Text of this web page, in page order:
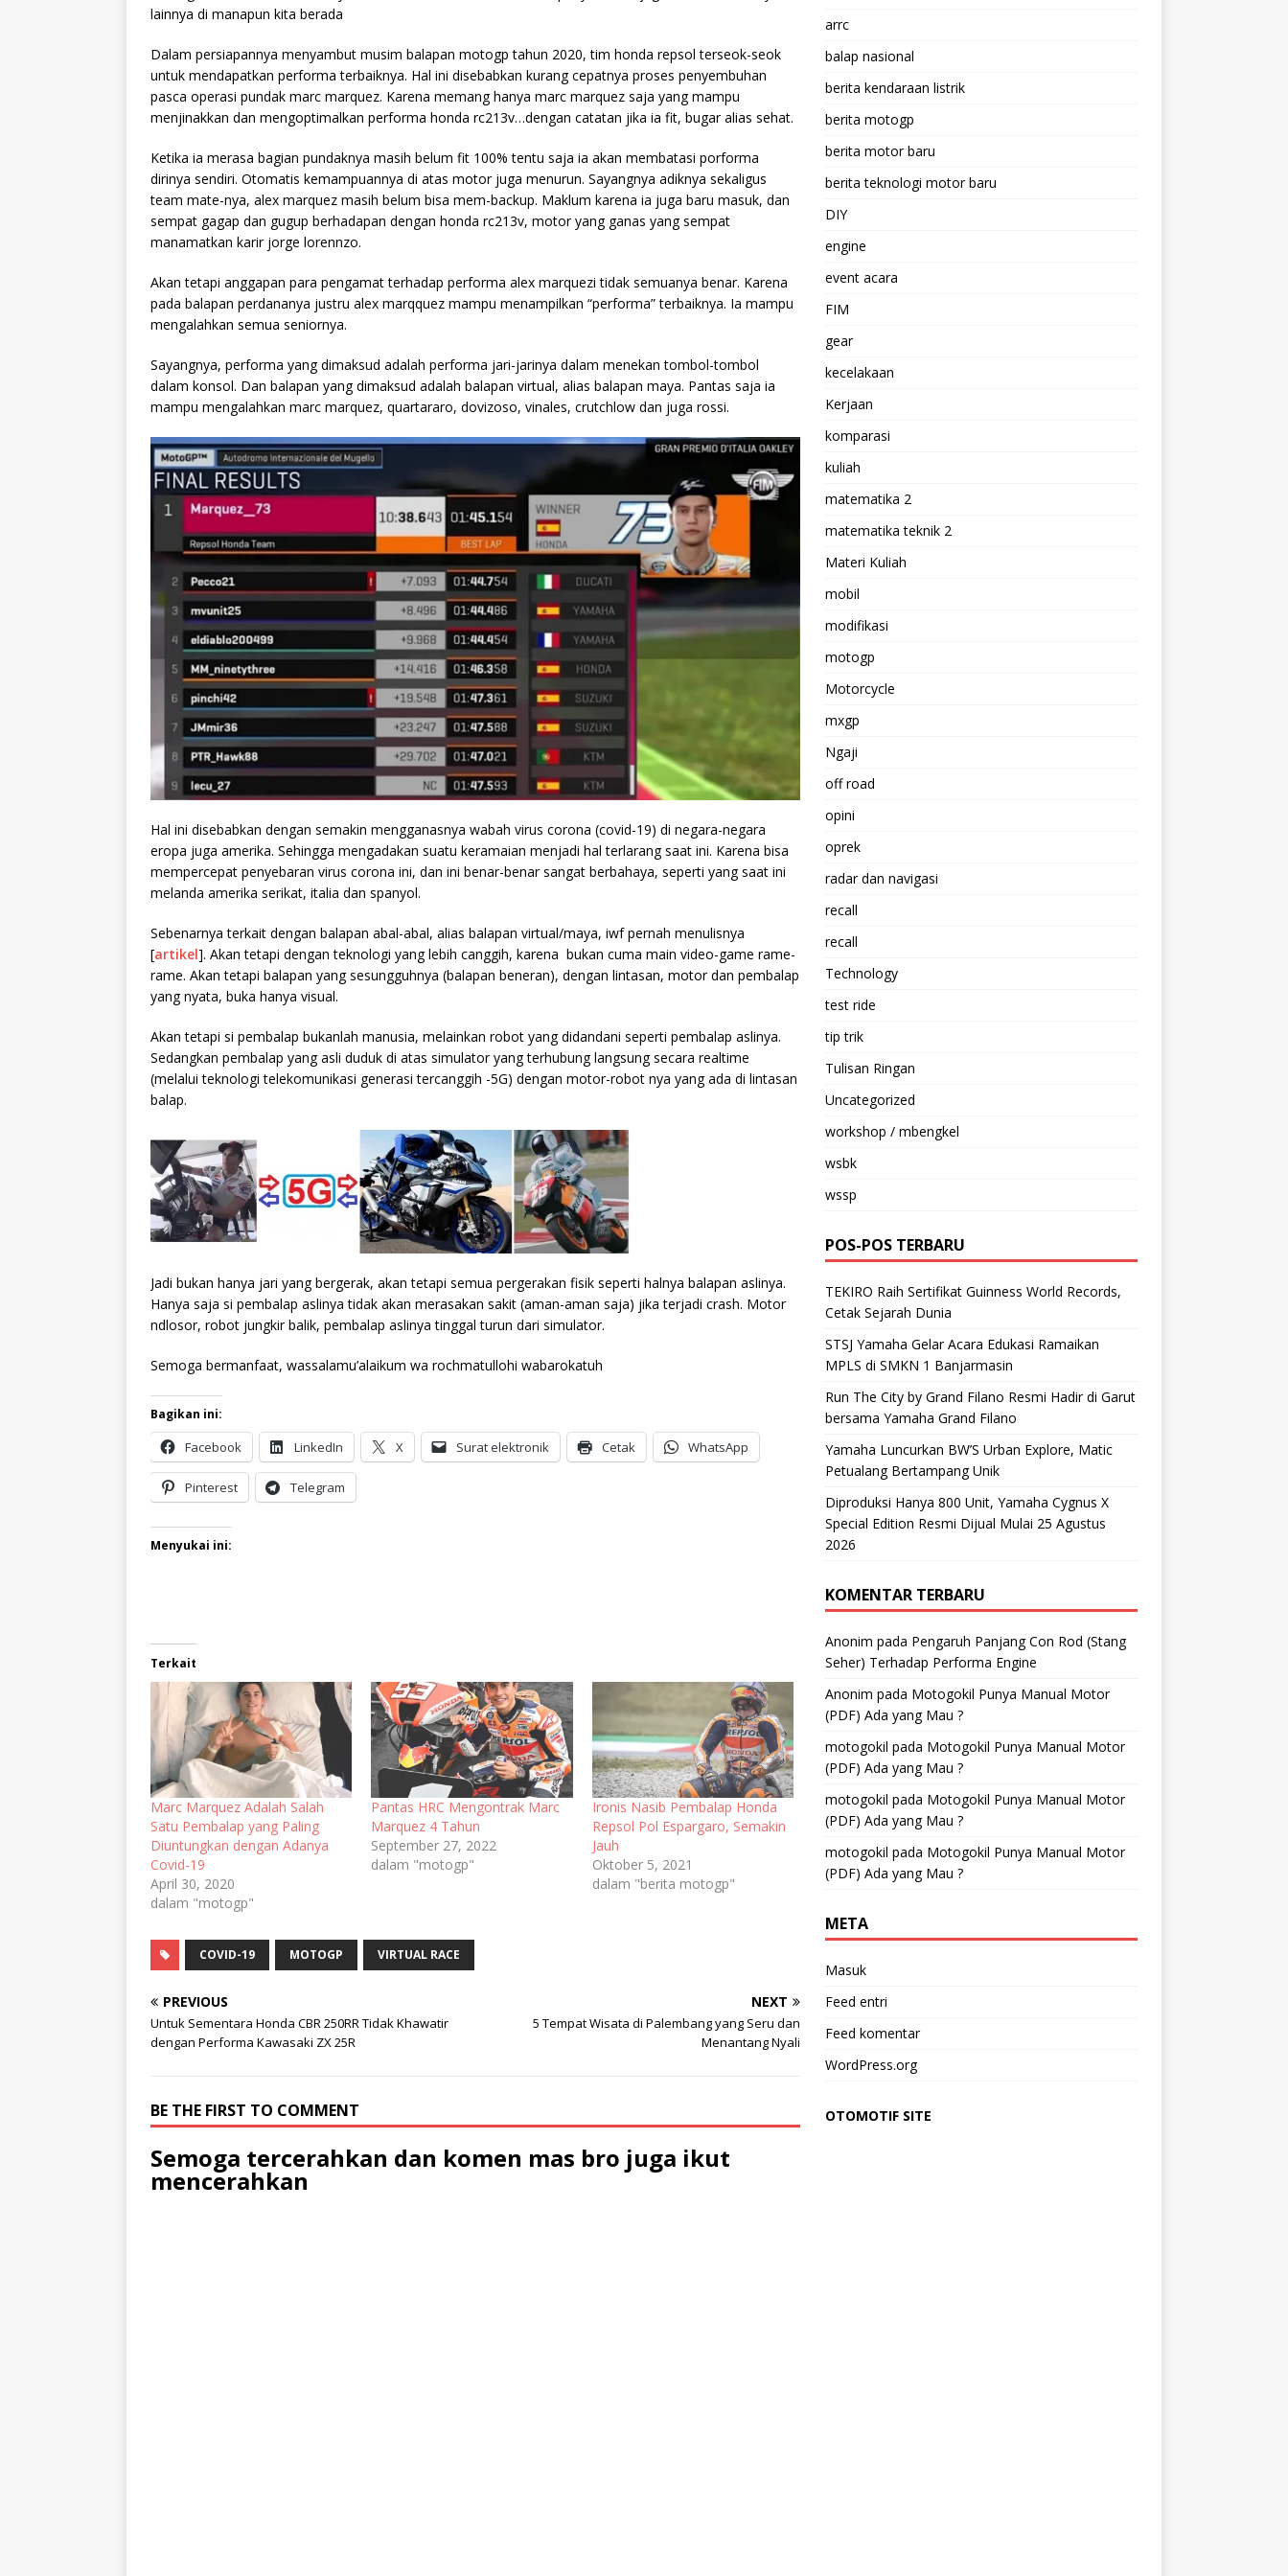
lainnya di manapun kita berada
Dalam persiapannya menyambut musim balapan motogp tahun 2020, tim honda repsol terseok-seok
untuk mendapatkan performa terbaiknya. Hal ini disebabkan kurang cepatnya proses penyembuhan
pasca operasi pundak marc marquez. Karena memang hanya marc marquez saja yang mampu
menjinakkan dan mengoptimalkan performa honda rc213v…dengan catatan jika ia fit, bugar alias sehat.
Ketika ia merasa bagian pundaknya masih belum fit 100% tentu saja ia akan membatasi porforma
dirinya sendiri. Otomatis kemampuannya di atas motor juga menurun. Sayangnya adiknya sekaligus
team mate-nya, alex marquez masih belum bisa mem-backup. Maklum karena ia juga baru masuk, dan
sempat gagap dan gugup berhadapan dengan honda rc213v, motor yang ganas yang sempat
manamatkan karir jorge lorennzo.
Akan tetapi anggapan para pengamat terhadap performa alex marquezi tidak semuanya benar. Karena
pada balapan perdananya justru alex marqquez mampu menampilkan “performa” terbaiknya. Ia mampu
mengalahkan semua seniornya.
Sayangnya, performa yang dimaksud adalah performa jari-jarinya dalam menekan tombol-tombol
dalam konsol. Dan balapan yang dimaksud adalah balapan virtual, alias balapan maya. Pantas saja ia
mampu mengalahkan marc marquez, quartararo, dovizoso, vinales, crutchlow dan juga rossi.
Hal ini disebabkan dengan semakin mengganasnya wabah virus corona (covid-19) di negara-negara
eropa juga amerika. Sehingga mengadakan suatu keramaian menjadi hal terlarang saat ini. Karena bisa
mempercepat penyebaran virus corona ini, dan ini benar-benar sangat berbahaya, seperti yang saat ini
melanda amerika serikat, italia dan spanyol.
Sebenarnya terkait dengan balapan abal-abal, alias balapan virtual/maya, iwf pernah menulisnya
[artikel]. Akan tetapi dengan teknologi yang lebih canggih, karena bukan cuma main video-game rame-
rame. Akan tetapi balapan yang sesungguhnya (balapan beneran), dengan lintasan, motor dan pembalap
yang nyata, buka hanya visual.
Akan tetapi si pembalap bukanlah manusia, melainkan robot yang didandani seperti pembalap aslinya.
Sedangkan pembalap yang asli duduk di atas simulator yang terhubung langsung secara realtime
(melalui teknologi telekomunikasi generasi tercanggih -5G) dengan motor-robot nya yang ada di lintasan
balap.
Jadi bukan hanya jari yang bergerak, akan tetapi semua pergerakan fisik seperti halnya balapan aslinya.
Hanya saja si pembalap aslinya tidak akan merasakan sakit (aman-aman saja) jika terjadi crash. Motor
ndlosor, robot jungkir balik, pembalap aslinya tinggal turun dari simulator.
Semoga bermanfaat, wassalamu’alaikum wa rochmatullohi wabarokatuh
Bagikan ini:
Facebook LinkedIn X Surat elektronik Cetak WhatsApp
Pinterest Telegram
Menyukai ini:
Terkait
Marc Marquez Adalah Salah
Satu Pembalap yang Paling
Diuntungkan dengan Adanya
Covid-19
April 30, 2020
dalam "motogp"
Pantas HRC Mengontrak Marc
Marquez 4 Tahun
September 27, 2022
dalam "motogp"
Ironis Nasib Pembalap Honda
Repsol Pol Espargaro, Semakin
Jauh
Oktober 5, 2021
dalam "berita motogp"
COVID-19 MOTOGP VIRTUAL RACE
PREVIOUS
Untuk Sementara Honda CBR 250RR Tidak Khawatir
dengan Performa Kawasaki ZX 25R
NEXT
5 Tempat Wisata di Palembang yang Seru dan
Menantang Nyali
BE THE FIRST TO COMMENT
Semoga tercerahkan dan komen mas bro juga ikut
mencerahkan
arrc
balap nasional
berita kendaraan listrik
berita motogp
berita motor baru
berita teknologi motor baru
DIY
engine
event acara
FIM
gear
kecelakaan
Kerjaan
komparasi
kuliah
matematika 2
matematika teknik 2
Materi Kuliah
mobil
modifikasi
motogp
Motorcycle
mxgp
Ngaji
off road
opini
oprek
radar dan navigasi
recall
recall
Technology
test ride
tip trik
Tulisan Ringan
Uncategorized
workshop / mbengkel
wsbk
wssp
POS-POS TERBARU
TEKIRO Raih Sertifikat Guinness World Records,
Cetak Sejarah Dunia
STSJ Yamaha Gelar Acara Edukasi Ramaikan
MPLS di SMKN 1 Banjarmasin
Run The City by Grand Filano Resmi Hadir di Garut
bersama Yamaha Grand Filano
Yamaha Luncurkan BW’S Urban Explore, Matic
Petualang Bertampang Unik
Diproduksi Hanya 800 Unit, Yamaha Cygnus X
Special Edition Resmi Dijual Mulai 25 Agustus
2026
KOMENTAR TERBARU
Anonim pada Pengaruh Panjang Con Rod (Stang
Seher) Terhadap Performa Engine
Anonim pada Motogokil Punya Manual Motor
(PDF) Ada yang Mau ?
motogokil pada Motogokil Punya Manual Motor
(PDF) Ada yang Mau ?
motogokil pada Motogokil Punya Manual Motor
(PDF) Ada yang Mau ?
motogokil pada Motogokil Punya Manual Motor
(PDF) Ada yang Mau ?
META
Masuk
Feed entri
Feed komentar
WordPress.org
OTOMOTIF SITE